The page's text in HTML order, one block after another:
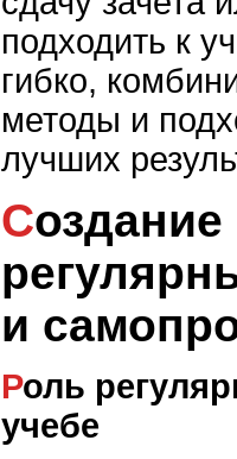
подходить к
гибко,
методы и
лучших
Создание системы
и
Роль регулярных повторений в
учебе